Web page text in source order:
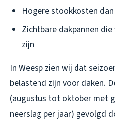
Hogere stookkosten
Zichtbare dakpannen
zijn
In Weesp zien wij dat
belastend zijn voor daken.
(augustus tot oktober met
neerslag per jaar) gevolgd